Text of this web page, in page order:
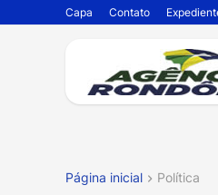
Capa Contato
Página inicial Política